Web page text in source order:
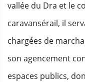
vallée du Dra et le
caravansérail, il
chargées de
son agencement
espaces publics,